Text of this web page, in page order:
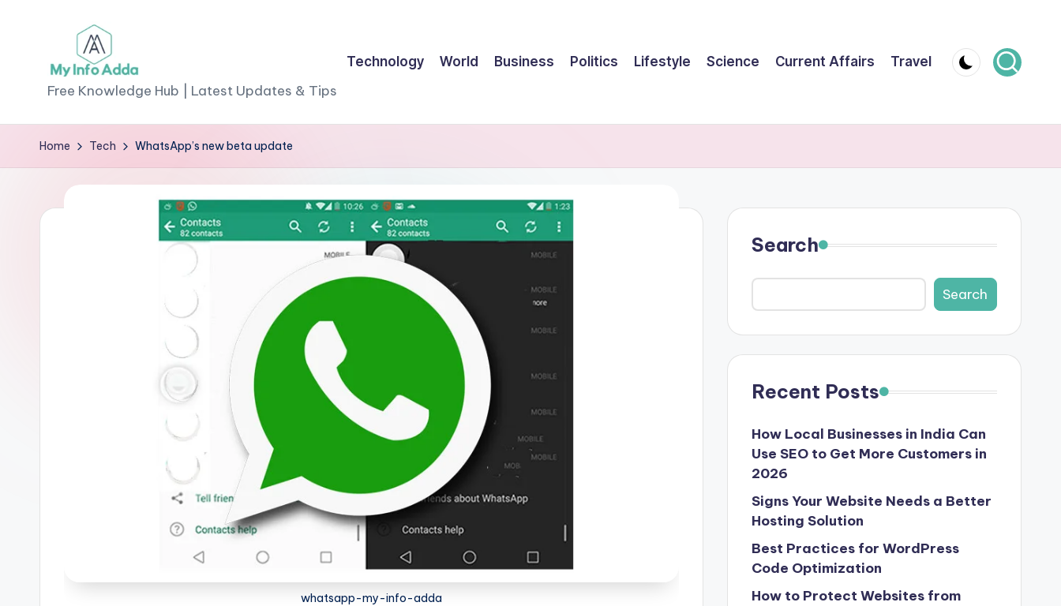
contentM
yI
n
Free Knowledge Hub | Latest Updates & Tips
Technology World Business Politics Lifestyle Science Current Affairs Travel
Home Tech WhatsApp’s new beta update
whatsapp-my-info-adda
Search
Search
Recent Posts
How Local Businesses in India Can
Use SEO to Get More Customers in
2026
Signs Your Website Needs a Better
Hosting Solution
Best Practices for WordPress
Code Optimization
How to Protect Websites from